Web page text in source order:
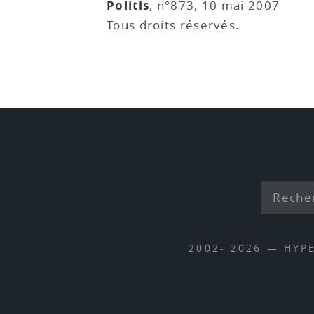
Politis, n°873, 10 mai 2007
Tous droits réservés.
2002- 2026 —